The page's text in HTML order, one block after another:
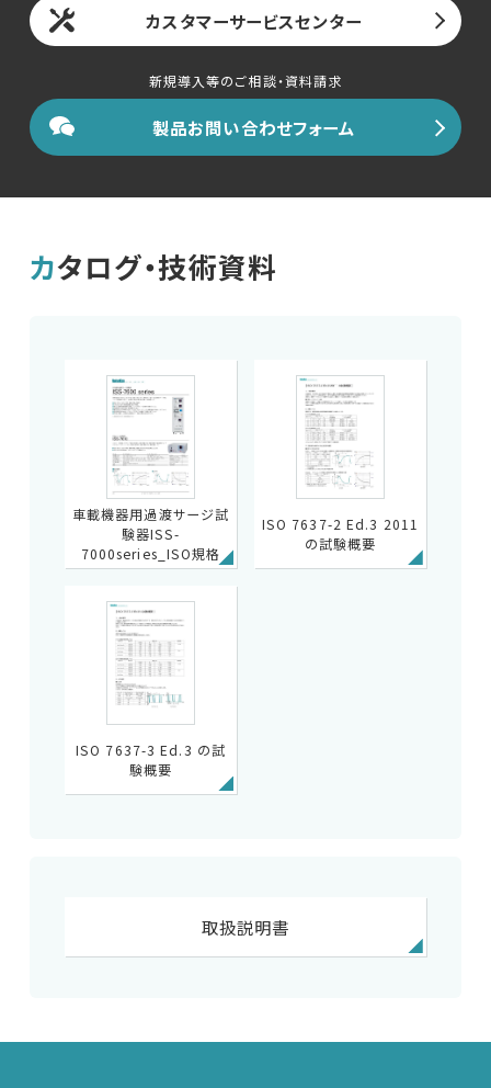
カスタマーサービスセンター
新規導入等のご相談・資料請求
製品お問い合わせフォーム
カタログ・技術資料
車載機器用過渡サージ試
験器ISS-
7000series_ISO規格
ISO 7637-2 Ed.3 2011
の試験概要
ISO 7637-3 Ed.3 の試
験概要
取扱説明書